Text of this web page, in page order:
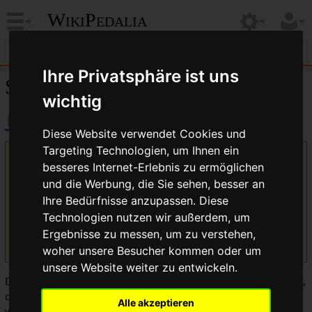
Ihre Privatsphäre ist uns
wichtig
Diese Website verwendet Cookies und
Targeting Technologien, um Ihnen ein
besseres Internet-Erlebnis zu ermöglichen
und die Werbung, die Sie sehen, besser an
Ihre Bedürfnisse anzupassen. Diese
Technologien nutzen wir außerdem, um
Ergebnisse zu messen, um zu verstehen,
woher unsere Besucher kommen oder um
unsere Website weiter zu entwickeln.
Alle akzeptieren
WikiPedalia
Schmutzfänger
Version vom 13. Januar 2009, 08:44 Uhr von
Bikegeissel
Diskussion| Beiträge)(Die Seite wurde neu angelegt: Der
''Schmutzfänger'' ist eine grob dreieckig geformter Lappen, der am
unteren Ende des vorderenSchutzblechsangebracht wird, um die
Füße vor Spritzern zu schü...)
(Unterschied) ← Nächstältere Version | Aktuelle Version
(Unterschied) | Nächstjüngere Version → (Unterschied)
Der
ist eine grob dreieckig geformter Lappen,
der am unteren Ende des vorderen
angebracht